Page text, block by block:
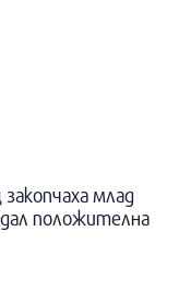
млад
положителна